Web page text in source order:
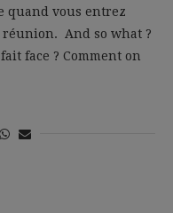
quand vous entrez
réunion. And so what ?
face ? Comment on